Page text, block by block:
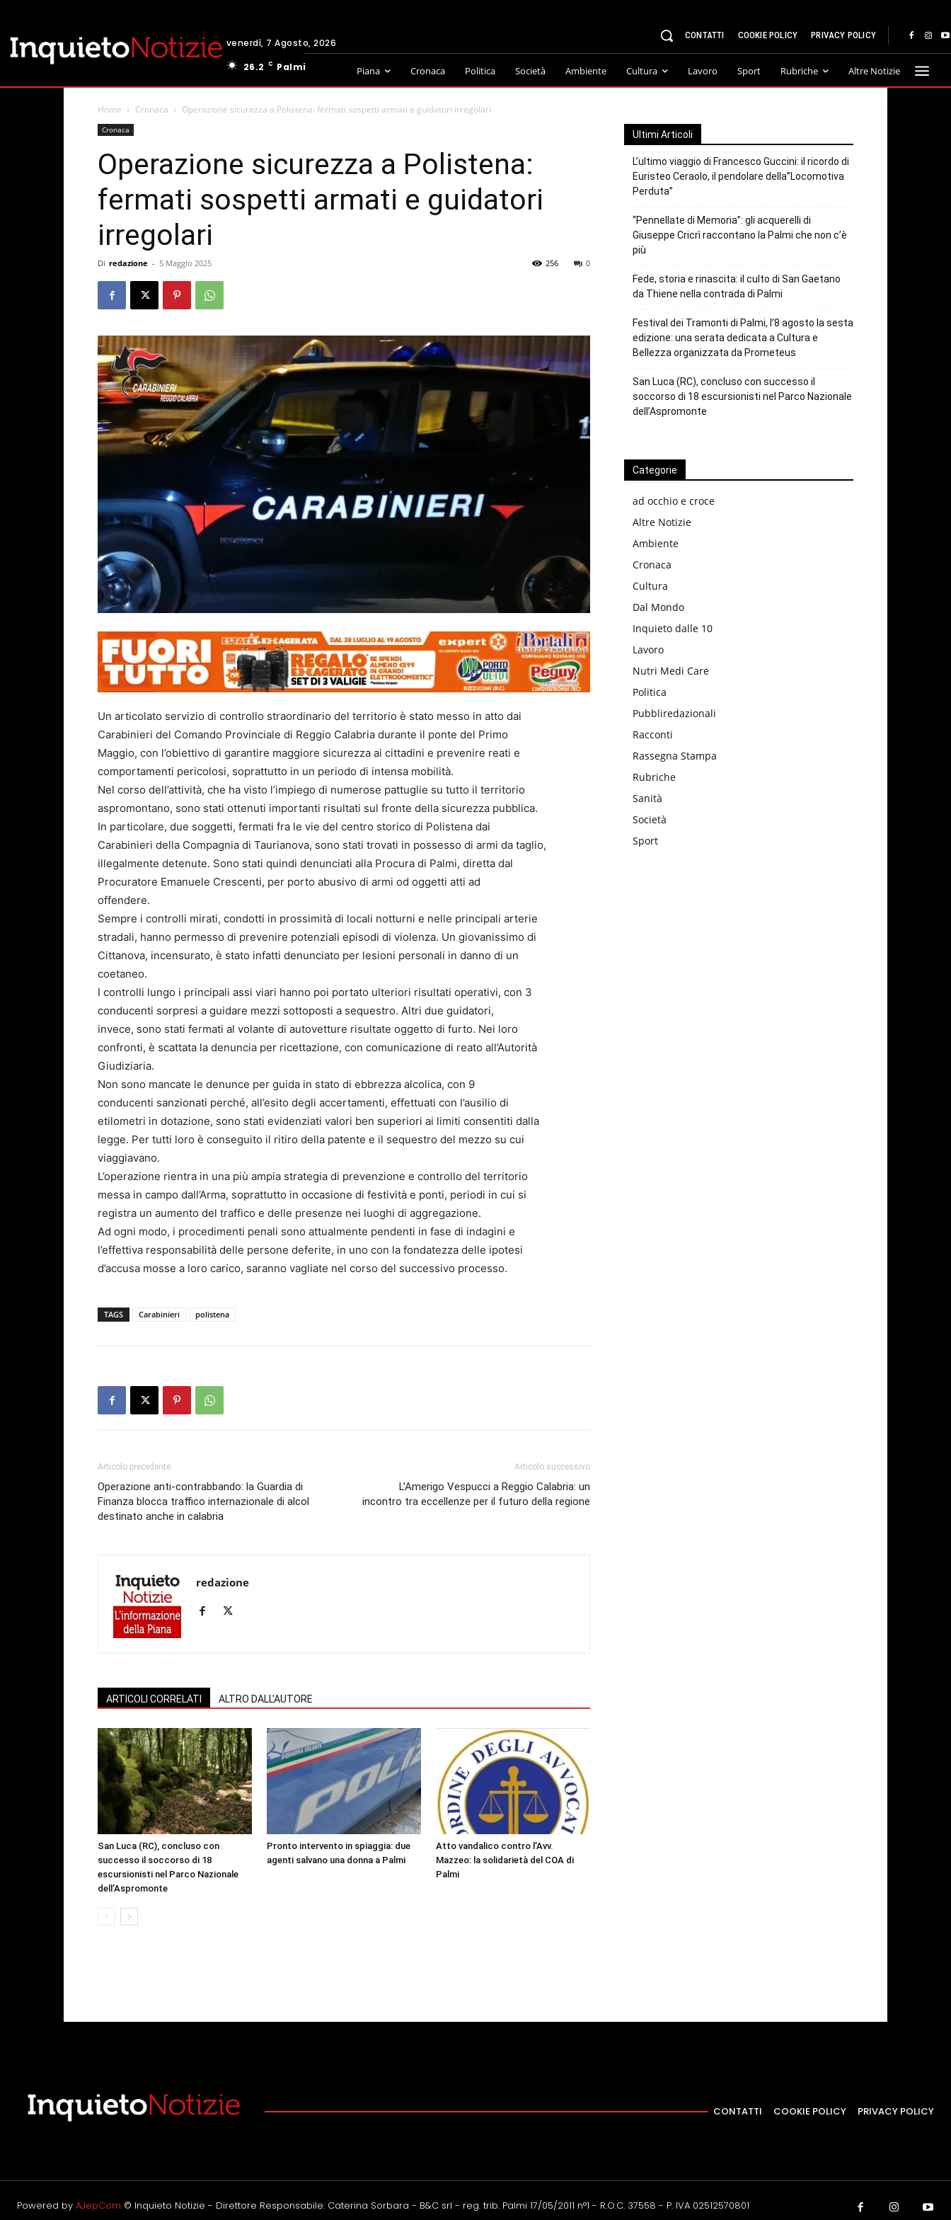
venerdì, 7 Agosto, 2026
26.2
C Palmi
CONTATTI COOKIE POLICY PRIVACY POLICY
Piana Cronaca Politica Società Ambiente Cultura Lavoro Sport Rubriche Altre Notizie
Home Cronaca Operazione sicurezza a Polistena: fermati sospetti armati e guidatori irregolari
Cronaca
Operazione sicurezza a Polistena:
fermati sospetti armati e guidatori
irregolari
Di redazione - 5 Maggio 2025 0
256
Un articolato servizio di controllo straordinario del territorio è stato messo in atto dai
Carabinieri del Comando Provinciale di Reggio Calabria durante il ponte del Primo
Maggio, con l’obiettivo di garantire maggiore sicurezza ai cittadini e prevenire reati e
comportamenti pericolosi, soprattutto in un periodo di intensa mobilità.
Nel corso dell’attività, che ha visto l’impiego di numerose pattuglie su tutto il territorio
aspromontano, sono stati ottenuti importanti risultati sul fronte della sicurezza pubblica.
In particolare, due soggetti, fermati fra le vie del centro storico di Polistena dai
Carabinieri della Compagnia di Taurianova, sono stati trovati in possesso di armi da taglio,
illegalmente detenute. Sono stati quindi denunciati alla Procura di Palmi, diretta dal
Procuratore Emanuele Crescenti, per porto abusivo di armi od oggetti atti ad
offendere.
Sempre i controlli mirati, condotti in prossimità di locali notturni e nelle principali arterie
stradali, hanno permesso di prevenire potenziali episodi di violenza. Un giovanissimo di
Cittanova, incensurato, è stato infatti denunciato per lesioni personali in danno di un
coetaneo.
I controlli lungo i principali assi viari hanno poi portato ulteriori risultati operativi, con 3
conducenti sorpresi a guidare mezzi sottoposti a sequestro. Altri due guidatori,
invece, sono stati fermati al volante di autovetture risultate oggetto di furto. Nei loro
confronti, è scattata la denuncia per ricettazione, con comunicazione di reato all’Autorità
Giudiziaria.
Non sono mancate le denunce per guida in stato di ebbrezza alcolica, con 9
conducenti sanzionati perché, all’esito degli accertamenti, effettuati con l’ausilio di
etilometri in dotazione, sono stati evidenziati valori ben superiori ai limiti consentiti dalla
legge. Per tutti loro è conseguito il ritiro della patente e il sequestro del mezzo su cui
viaggiavano.
L’operazione rientra in una più ampia strategia di prevenzione e controllo del territorio
messa in campo dall’Arma, soprattutto in occasione di festività e ponti, periodi in cui si
registra un aumento del traffico e delle presenze nei luoghi di aggregazione.
Ad ogni modo, i procedimenti penali sono attualmente pendenti in fase di indagini e
l’effettiva responsabilità delle persone deferite, in uno con la fondatezza delle ipotesi
d’accusa mosse a loro carico, saranno vagliate nel corso del successivo processo.
TAGS Carabinieri polistena
Articolo precedente
Operazione anti-contrabbando: la Guardia di
Finanza blocca traffico internazionale di alcol
destinato anche in calabria
Articolo successivo
L’Amerigo Vespucci a Reggio Calabria: un
incontro tra eccellenze per il futuro della regione
redazione
ARTICOLI CORRELATI ALTRO DALL'AUTORE
San Luca (RC), concluso con
successo il soccorso di 18
escursionisti nel Parco Nazionale
dell’Aspromonte
Pronto intervento in spiaggia: due
agenti salvano una donna a Palmi
Atto vandalico contro l’Avv.
Mazzeo: la solidarietà del COA di
Palmi
Ultimi Articoli
L’ultimo viaggio di Francesco Guccini: il ricordo di
Euristeo Ceraolo, il pendolare della”Locomotiva
Perduta”
“Pennellate di Memoria”: gli acquerelli di
Giuseppe Cricrì raccontano la Palmi che non c’è
più
Fede, storia e rinascita: il culto di San Gaetano
da Thiene nella contrada di Palmi
Festival dei Tramonti di Palmi, l’8 agosto la sesta
edizione: una serata dedicata a Cultura e
Bellezza organizzata da Prometeus
San Luca (RC), concluso con successo il
soccorso di 18 escursionisti nel Parco Nazionale
dell’Aspromonte
Categorie
ad occhio e croce
Altre Notizie
Ambiente
Cronaca
Cultura
Dal Mondo
Inquieto dalle 10
Lavoro
Nutri Medi Care
Politica
Pubbliredazionali
Racconti
Rassegna Stampa
Rubriche
Sanità
Società
Sport
CONTATTI COOKIE POLICY PRIVACY POLICY
Powered by AJepCom © Inquieto Notizie - Direttore Responsabile: Caterina Sorbara - B&C srl - reg. trib. Palmi 17/05/2011 n°1 - R.O.C. 37558 - P. IVA 02512570801